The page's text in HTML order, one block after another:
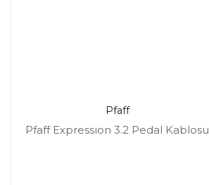
Pfaff
Pfaff Expression 3.2 Pedal Kablosu